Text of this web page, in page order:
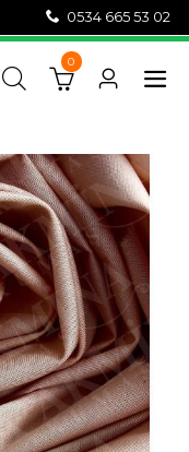
0534 665 53 02
0